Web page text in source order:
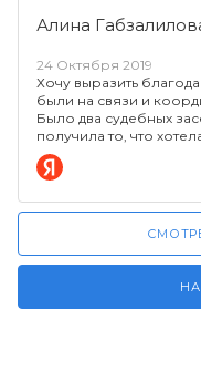
Алина
24 Октября 2019
Хочу выразить
были на связи и
Было два судебных
получила то, что